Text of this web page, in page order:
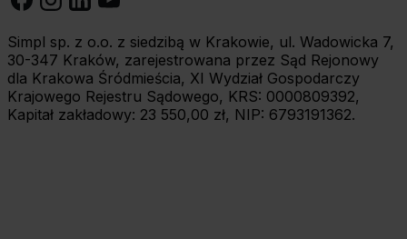
Simpl sp. z o.o. z siedzibą w Krakowie, ul. Wadowicka 7,
30-347 Kraków, zarejestrowana przez Sąd Rejonowy
dla Krakowa Śródmieścia, XI Wydział Gospodarczy
Krajowego Rejestru Sądowego, KRS: 0000809392,
Kapitał zakładowy: 23 550,00 zł, NIP: 6793191362.